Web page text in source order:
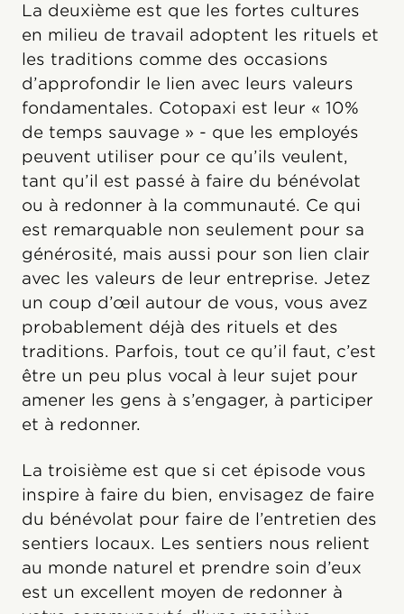
La deuxième est que les fortes cultures
en milieu de travail adoptent les rituels et
les traditions comme des occasions
d’approfondir le lien avec leurs valeurs
fondamentales. Cotopaxi est leur « 10%
de temps sauvage » - que les employés
peuvent utiliser pour ce qu’ils veulent,
tant qu’il est passé à faire du bénévolat
ou à redonner à la communauté. Ce qui
est remarquable non seulement pour sa
générosité, mais aussi pour son lien clair
avec les valeurs de leur entreprise. Jetez
un coup d’œil autour de vous, vous avez
probablement déjà des rituels et des
traditions. Parfois, tout ce qu’il faut, c’est
être un peu plus vocal à leur sujet pour
amener les gens à s’engager, à participer
et à redonner.
La troisième est que si cet épisode vous
inspire à faire du bien, envisagez de faire
du bénévolat pour faire de l’entretien des
sentiers locaux. Les sentiers nous relient
au monde naturel et prendre soin d’eux
est un excellent moyen de redonner à